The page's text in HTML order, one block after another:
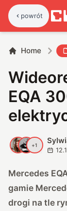
powrót
Home
EQA
S A +1
Mercedes
gamie
drogi na tle